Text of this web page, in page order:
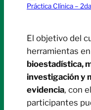
Práctica Clínica –
El objetivo del
herramientas en
bioestadística,
investigación y
evidencia, con
participantes